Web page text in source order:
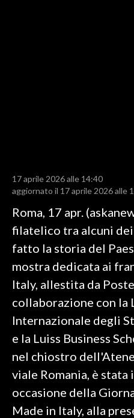
RISULTATI E CLASSIFICHE
CALCIO REGIONALE
BASKET
VOLLEY
MOTORI
TENNIS
ALTRI SPORT
CULTURA
GOSSIP
17 aprile 2026 alle 14:40
aggiornato il 17 aprile 2026 alle
Roma, 17 apr.
filatelico tra alcuni
fatto la storia del
mostra dedicata ai
Italy, allestita da
collaborazione con la
Internazionale degli
e la Luiss Business
nel chiostro
viale Romania, è stata
occasione della
Made in Italy, alla